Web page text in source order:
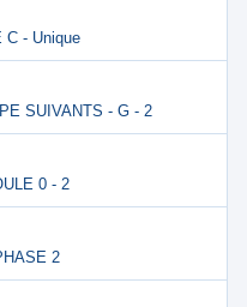
C - Unique
SUIVANTS - G - 2
0 - 2
2